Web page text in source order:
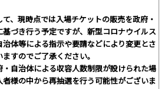
、現時点では入場チケットの販売を政府・
づき行う予定ですが、新型コロナウイルス
体等による指示や要請などにより変更とさ
すのでご了承ください。
自治体による収容人数制限が設けられた場
様の中から再抽選を行う可能性がございま